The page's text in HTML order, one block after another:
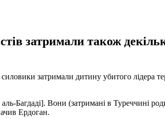
затримали також
затримали дитину убитого лідера
Вони (затримані в Туреччині
Ердоган.